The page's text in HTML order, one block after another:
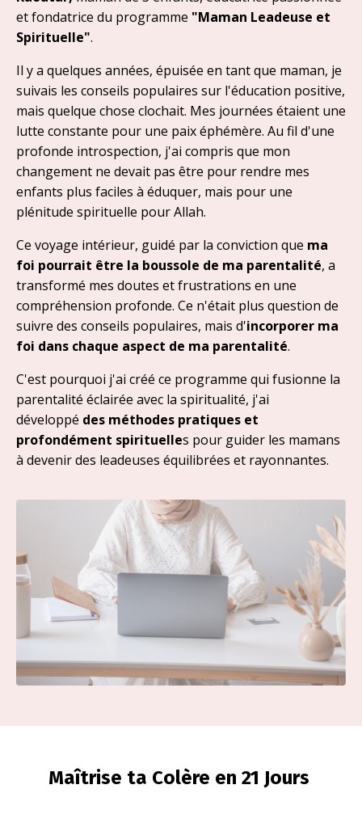
et fondatrice du programme "Maman Leadeuse et
Spirituelle".
Il y a quelques années, épuisée en tant que maman, je
suivais les conseils populaires sur l'éducation positive,
mais quelque chose clochait. Mes journées étaient une
lutte constante pour une paix éphémère. Au fil d'une
profonde introspection, j'ai compris que mon
changement ne devait pas être pour rendre mes
enfants plus faciles à éduquer, mais pour une
plénitude spirituelle pour Allah.
Ce voyage intérieur, guidé par la conviction que ma
foi pourrait être la boussole de ma parentalité, a
transformé mes doutes et frustrations en une
compréhension profonde. Ce n'était plus question de
suivre des conseils populaires, mais d'incorporer ma
foi dans chaque aspect de ma parentalité.
C'est pourquoi j'ai créé ce programme qui fusionne la
parentalité éclairée avec la spiritualité, j'ai
développé des méthodes pratiques et
profondément spirituelles pour guider les mamans
à devenir des leadeuses équilibrées et rayonnantes.
Maîtrise ta Colère en 21 Jours